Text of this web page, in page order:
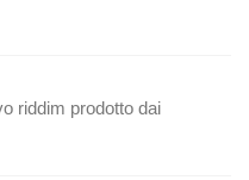
riddim prodotto dai